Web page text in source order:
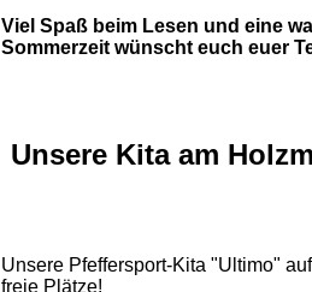
Viel Spaß beim Lesen und eine
Sommerzeit wünscht euch euer
Unsere Kita am
Unsere Pfeffersport-Kita "Ultimo"
freie Plätze!